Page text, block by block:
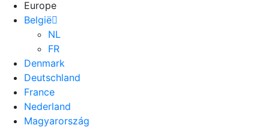
Europe
België
NL
FR
Denmark
Deutschland
France
Nederland
Magyarország